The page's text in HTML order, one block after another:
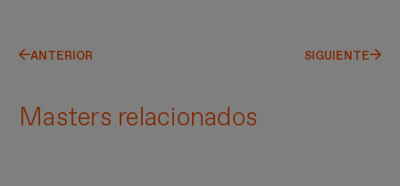
ANTERIOR SIGUIENTE
Masters relacionados